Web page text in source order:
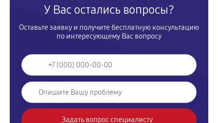
У Вас остались вопросы?
Оставьте заявку и получите бесплатную консультацию
по интересующему Вас вопросу